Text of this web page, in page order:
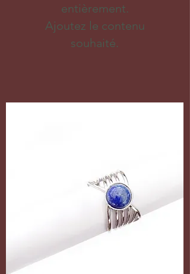
entièrement.
Ajoutez le contenu
souhaité.